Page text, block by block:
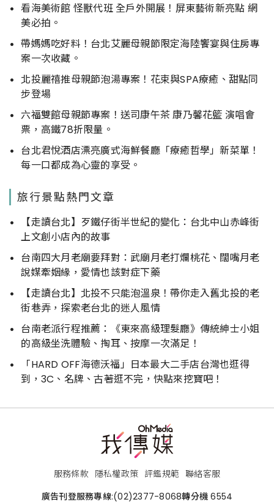
看海美術館 怪獸代班 全戶外開展！屏東藝術新亮點 網
美必拍。
帶媽媽吃好料！台北艾麗母親節限定海陸饗宴與住房專
案一次收藏。
北投麗禧推母親節泡湯專案！花束與SPA療癒、甜點同
步登場
六福雙館母親節專案！送司康午茶 康乃馨花籃 演唱會
票，高鐵78折限量。
台北君悅酒店漂亮廣式海鮮餐廳「療癒哲學」新菜單！
每一口都成為心靈的享受。
旅行景點熱門文章
【走讀台北】歹鐵仔街半世紀的變化：台北中山赤峰街
上文創小店內的故事
台南四大月老廟要拜對：武廟月老打爛桃花、闊嘴月老
說媒牽姻緣，愛情也該對症下藥
【走讀台北】北投不只能泡溫泉！帶你走入舊北投的老
街巷弄，探索老台北的迷人風情
台南老派行程推薦：《東來高級理髮廳》傳統紳士小姐
的高級坐洗體驗、掏耳、按摩一次滿足！
「HARD OFF海德沃福」日本最大二手店台灣也逛得
到，3C、名牌、古著逛不完，快點來挖寶吧！
服務條款 隱私權政策 評鑑規範 聯絡客服
廣告刊登服務專線:(02)2377-8068轉分機 6554